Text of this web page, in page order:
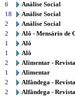
6
Análise Social
18
Análise Social
2
Análise Social
2
Alô - Mensário de
1
Alô
1
Alô
2
Alimentar -
1
Alimentar
2
Alfândega -
2
Alfândega -